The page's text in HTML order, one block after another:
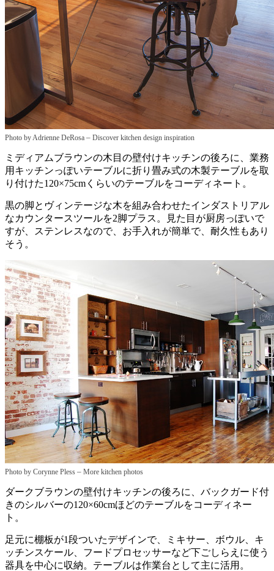
Photo by Adrienne DeRosa – Discover kitchen design inspiration
ミディアムブラウンの木目の壁付けキッチンの後ろに、業務
用キッチンっぽいテーブルに折り畳み式の木製テーブルを取
り付けた120×75cmくらいのテーブルをコーディネート。
黒の脚とヴィンテージな木を組み合わせたインダストリアル
なカウンタースツールを2脚プラス。見た目が厨房っぽいで
すが、ステンレスなので、お手入れが簡単で、耐久性もあり
そう。
Photo by Corynne Pless – More kitchen photos
ダークブラウンの壁付けキッチンの後ろに、バックガード付
きのシルバーの120×60cmほどのテーブルをコーディネー
ト。
足元に棚板が1段ついたデザインで、ミキサー、ボウル、キ
ッチンスケール、フードプロセッサーなど下ごしらえに使う
器具を中心に収納。テーブルは作業台として主に活用。